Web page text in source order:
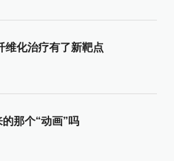
维化治疗有了新靶点
那个“动画”吗